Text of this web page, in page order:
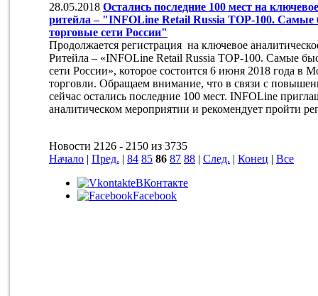
28.05.2018 Остались последние 100 мест на
ритейла – "INFOLine Retail Russia TOP-100.
торговые сети России"
Продолжается регистрация на ключевое
Ритейла – «INFOLine Retail Russia TOP-100. Самые
сети России», которое состоится 6 июня 2018 года в
торговли. Обращаем внимание, что в связи с
сейчас остались последние 100 мест. INFOLine
аналитическом мероприятии и рекомендует пройти
Новости 2126 - 2150 из 3735
Начало | Пред. | 84 85 86 87 88 | След. | Конец | Все
ВКонтакте
Facebook